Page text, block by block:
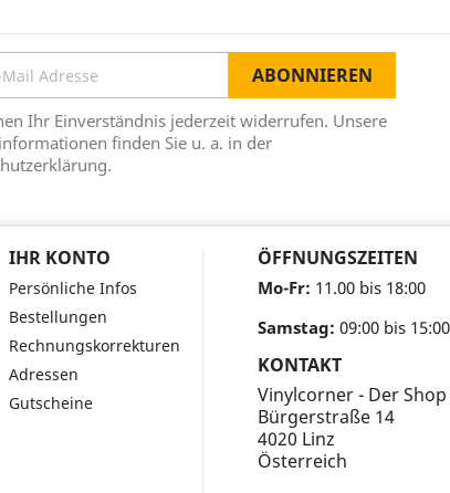
Ihr Einverständnis jederzeit widerrufen. Unsere
finden Sie u. a. in der
IHR KONTO
Persönliche Infos
Bestellungen
Rechnungskorrekturen
Adressen
Gutscheine
ÖFFNUNGSZEITEN
Mo-Fr: 11.00 bis 18:00
Samstag: 09:00 bis 15:00
KONTAKT
Vinylcorner - Der
Bürgerstraße 14
4020 Linz
Österreich